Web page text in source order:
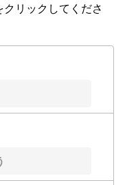
リックしてくださ